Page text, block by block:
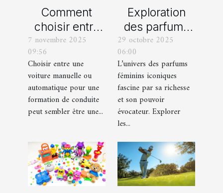
Comment
choisir entre
une voiture
manuelle ou
automatique
pour votre
formation de
conduite ?
7 novembre 2025
09:56
Choisir entre une
voiture manuelle ou
automatique pour une
formation de conduite
peut sembler être une...
Exploration
des parfums
féminins
iconiques et
leurs
variations
29 octobre 2025
06:00
L’univers des parfums
féminins iconiques
fascine par sa richesse
et son pouvoir
évocateur. Explorer
les...